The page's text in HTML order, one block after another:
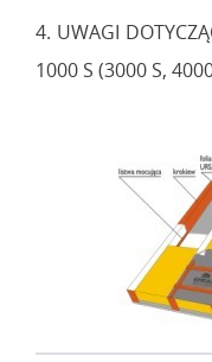
4. UWAGI
1000 S (3000 S,